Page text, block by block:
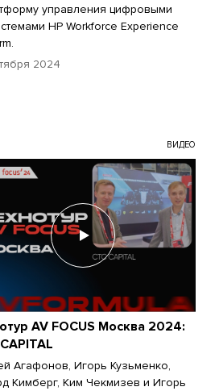
управления цифровыми
HP Workforce Experience
2024
ВИДЕО
AV FOCUS Москва 2024:
Агафонов, Игорь Кузьменко,
Кимберг, Ким Чекмизев и Игорь